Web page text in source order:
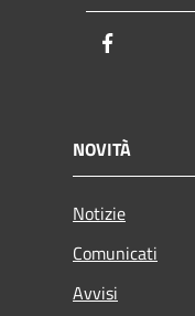
NOVITÀ
Notizie
Comunicati
Avvisi